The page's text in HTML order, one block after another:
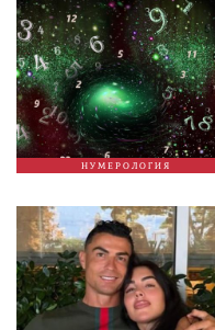
НУМЕРОЛОГИЯ